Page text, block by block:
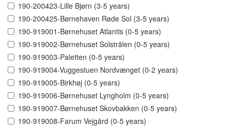
190-200423-Lille Bjørn (3-5 years)
190-200425-Børnehaven Røde Sol (3-5 years)
190-919001-Børnehuset Atlantis (0-5 years)
190-919002-Børnehuset Solstrålen (0-5 years)
190-919003-Paletten (0-5 years)
190-919004-Vuggestuen Nordvænget (0-2 years)
190-919005-Birkhøj (0-5 years)
190-919006-Børnehuset Lyngholm (0-5 years)
190-919007-Børnehuset Skovbakken (0-5 years)
190-919008-Farum Vejgård (0-5 years)